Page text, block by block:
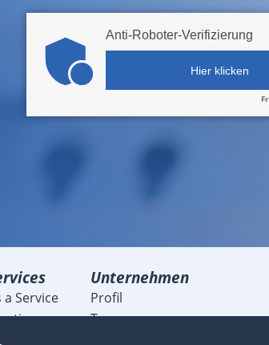
Anti-Roboter-Verifizierung
Hier klicken
Service
Unternehmen
Profil
Team